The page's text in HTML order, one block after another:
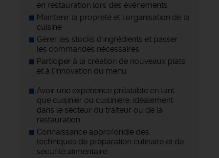
en restauration lors des événements
Maintenir la propreté et l'organisation de la
cuisine
Gérer les stocks d'ingrédients et passer
les commandes nécessaires
Participer à la création de nouveaux plats
et à l'innovation du menu
Avoir une expérience préalable en tant
que cuisinier ou cuisinière, idéalement
dans le secteur du traiteur ou de la
restauration
Connaissance approfondie des
techniques de préparation culinaire et de
sécurité alimentaire